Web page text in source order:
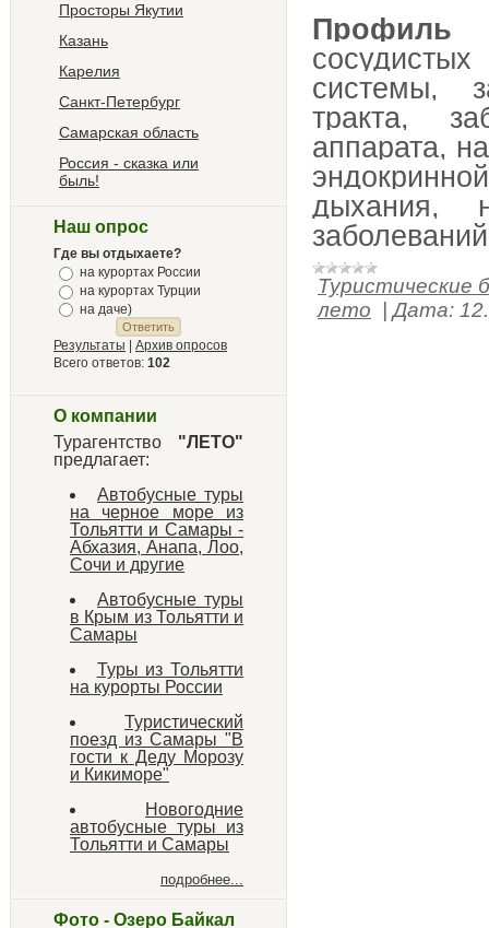
Просторы Якутии
Казань
Карелия
Санкт-Петербург
Самарская область
Россия - сказка или
быль!
Наш опрос
Где вы отдыхаете?
на курортах России
на курортах Турции
на даче)
Результаты
Архив опросов
Всего ответов: 102
О компании
Турагентство "ЛЕТО"
предлагает:
Автобусные туры
на черное море из
Тольятти и Самары -
Абхазия, Анапа, Лоо,
Сочи и другие
Автобусные туры
в Крым из Тольятти и
Самары
Туры из Тольятти
на курорты России
Туристический
поезд из Самары "В
гости к Деду Морозу
и Кикиморе"
Новогодние
автобусные туры из
Тольятти и Самары
подробнее...
Фото - Озеро Байкал
Профиль
системы,
тракта,
аппарата,
дыхания,
Туристические
лето
|Дата: